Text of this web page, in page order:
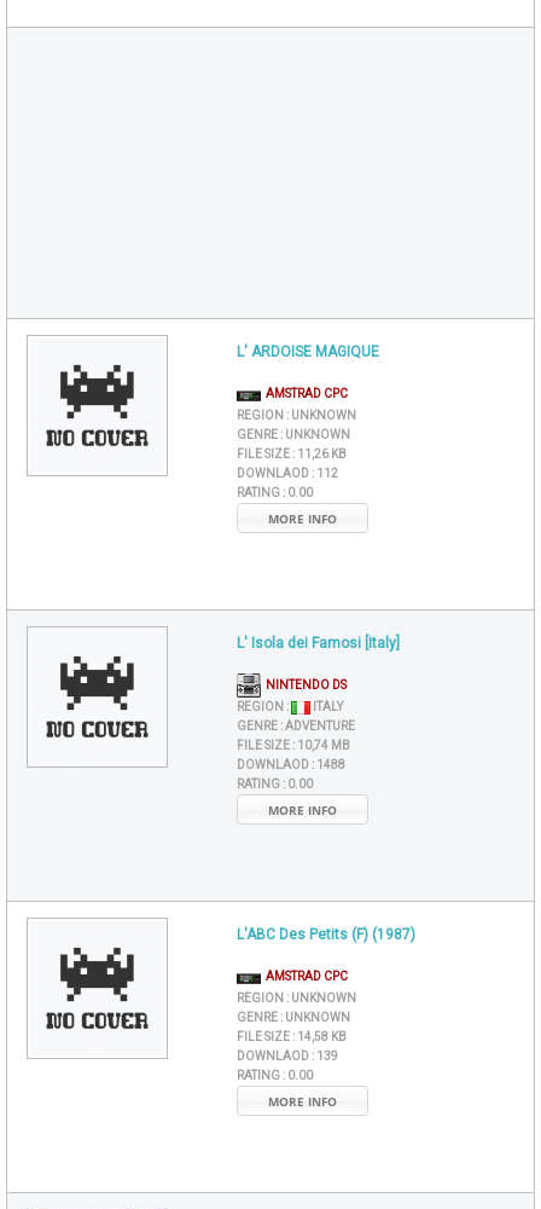
L' ARDOISE MAGIQUE
AMSTRAD CPC
REGION : UNKNOWN
GENRE : UNKNOWN
FILE SIZE : 11,26 KB
DOWNLAOD : 112
RATING : 0.00
MORE INFO
L' Isola dei Famosi [Italy]
NINTENDO DS
REGION :
ITALY
GENRE :ADVENTURE
FILE SIZE : 10,74 MB
DOWNLAOD : 1488
RATING : 0.00
MORE INFO
L'ABC Des Petits (F) (1987)
AMSTRAD CPC
REGION : UNKNOWN
GENRE : UNKNOWN
FILE SIZE : 14,58 KB
DOWNLAOD : 139
RATING : 0.00
MORE INFO